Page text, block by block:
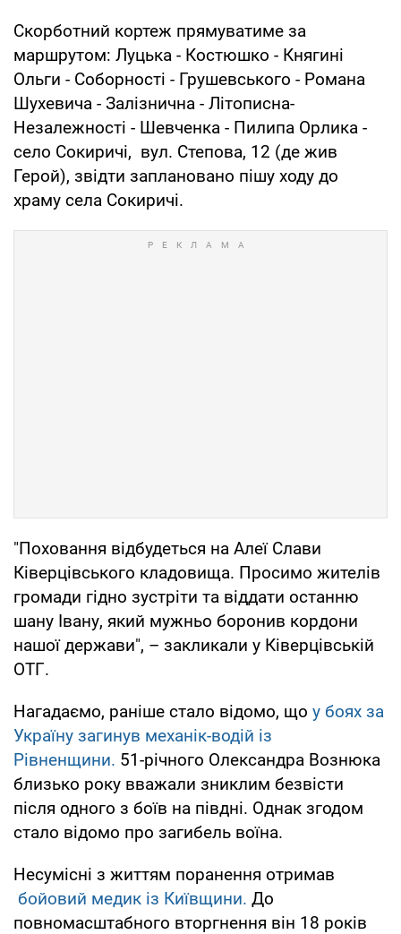
Скорботний кортеж прямуватиме за
маршрутом: Луцька - Костюшко - Княгині
Ольги - Соборності - Грушевського - Романа
Шухевича - Залізнична - Літописна-
Незалежності - Шевченка - Пилипа Орлика -
село Сокиричі, вул. Степова, 12 (де жив
Герой), звідти заплановано пішу ходу до
храму села Сокиричі.
"Поховання відбудеться на Алеї Слави
Ківерцівського кладовища. Просимо жителів
громади гідно зустріти та віддати останню
шану Івану, який мужньо боронив кордони
нашої держави", – закликали у Ківерцівській
ОТГ.
Нагадаємо, раніше стало відомо, що у боях за
Україну загинув механік-водій із
Рівненщини. 51-річного Олександра Вознюка
близько року вважали зниклим безвісти
після одного з боїв на півдні. Однак згодом
стало відомо про загибель воїна.
Несумісні з життям поранення отримав
бойовий медик із Київщини. До
повномасштабного вторгнення він 18 років